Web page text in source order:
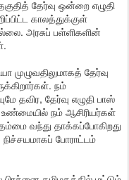
தேர்வு ஒன்றை எழுதி
காலத்துக்குள்
அரசுப் பள்ளிகளின்
முழுவதிலுமாகத் தேர்வு
நம்
தவிர, தேர்வு எழுதி பாஸ்
நம் ஆசிரியர்கள்
வந்து தாக்கப்போகிறது
போராட்டம்